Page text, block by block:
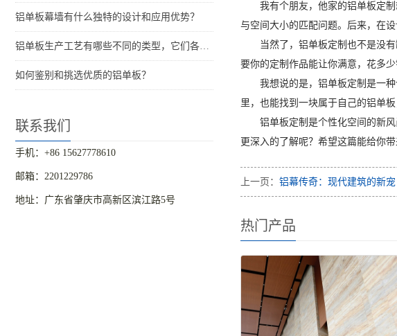
铝单板幕墙有什么独特的设计和应用优势？
铝单板生产工艺有哪些不同的类型，它们各自的特点是什么？
如何鉴别和挑选优质的铝单板？
联系我们
手机：+86 15627778610
邮箱：2201229786
地址：广东省肇庆市高新区滨江路5号
我有个朋友，他家的铝单板定
与空间大小的匹配问题。后来，在
当然了，铝单板定制也不是没
要你的定制作品能让你满意，花多少
我想说的是，铝单板定制是一
里，也能找到一块属于自己的铝单
铝单板定制是个性化空间的新
更深入的了解呢？希望这篇能给你带
上一页： 铝幕传奇：现代建筑的新宠
热门产品